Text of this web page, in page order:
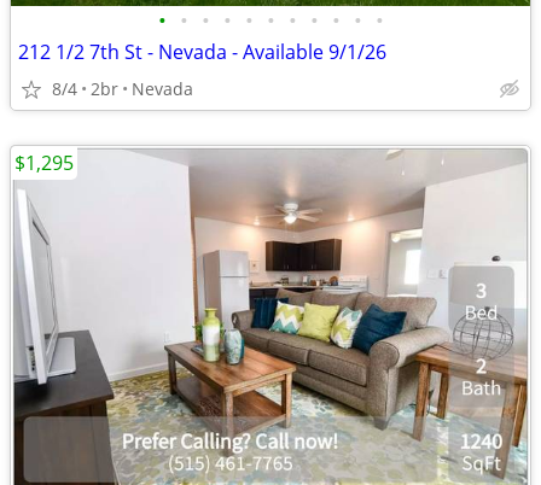
• • • • • • • • • • •
212 1/2 7th St - Nevada - Available 9/1/26
8/4 2br Nevada
$1,295